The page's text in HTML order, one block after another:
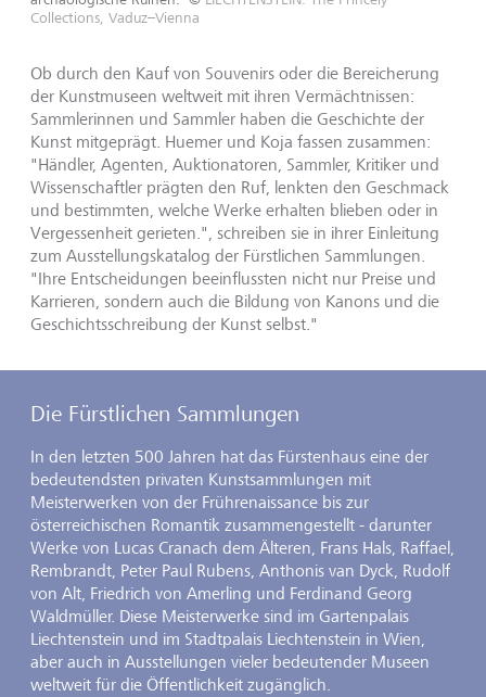
Collections, Vaduz–Vienna
Ob durch den Kauf von Souvenirs oder die Bereicherung
der Kunstmuseen weltweit mit ihren Vermächtnissen:
Sammlerinnen und Sammler haben die Geschichte der
Kunst mitgeprägt. Huemer und Koja fassen zusammen:
"Händler, Agenten, Auktionatoren, Sammler, Kritiker und
Wissenschaftler prägten den Ruf, lenkten den Geschmack
und bestimmten, welche Werke erhalten blieben oder in
Vergessenheit gerieten.", schreiben sie in ihrer Einleitung
zum Ausstellungskatalog der Fürstlichen Sammlungen.
"Ihre Entscheidungen beeinflussten nicht nur Preise und
Karrieren, sondern auch die Bildung von Kanons und die
Geschichtsschreibung der Kunst selbst."
Die Fürstlichen Sammlungen
In den letzten 500 Jahren hat das Fürstenhaus eine der
bedeutendsten privaten Kunstsammlungen mit
Meisterwerken von der Frührenaissance bis zur
österreichischen Romantik zusammengestellt - darunter
Werke von Lucas Cranach dem Älteren, Frans Hals, Raffael,
Rembrandt, Peter Paul Rubens, Anthonis van Dyck, Rudolf
von Alt, Friedrich von Amerling und Ferdinand Georg
Waldmüller. Diese Meisterwerke sind im Gartenpalais
Liechtenstein und im Stadtpalais Liechtenstein in Wien,
aber auch in Ausstellungen vieler bedeutender Museen
weltweit für die Öffentlichkeit zugänglich.